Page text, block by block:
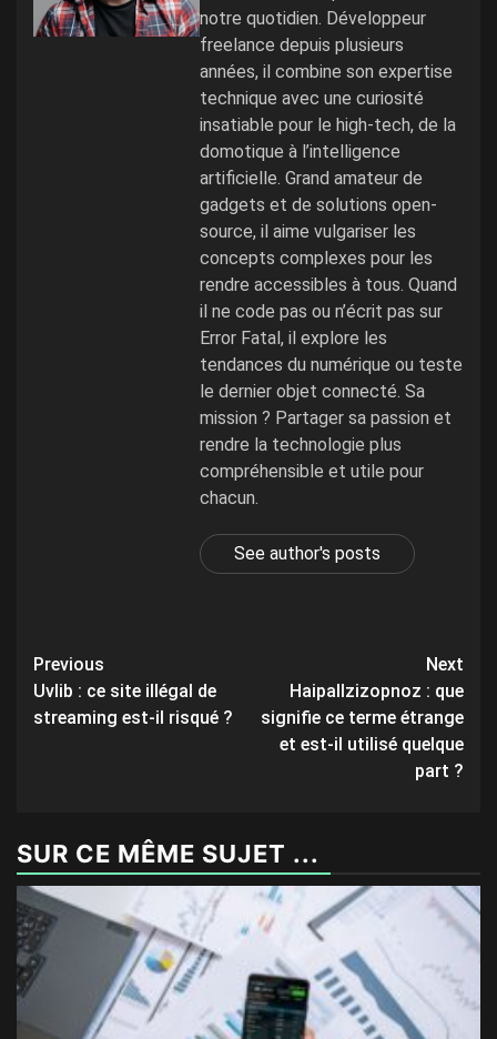
notre quotidien. Développeur
freelance depuis plusieurs
années, il combine son expertise
technique avec une curiosité
insatiable pour le high-tech, de la
domotique à l’intelligence
artificielle. Grand amateur de
gadgets et de solutions open-
source, il aime vulgariser les
concepts complexes pour les
rendre accessibles à tous. Quand
il ne code pas ou n’écrit pas sur
Error Fatal, il explore les
tendances du numérique ou teste
le dernier objet connecté. Sa
mission ? Partager sa passion et
rendre la technologie plus
compréhensible et utile pour
chacun.
See author's posts
Post
navigation
Previous
Uvlib : ce site illégal de
streaming est-il risqué ?
Next
Haipallzizopnoz : que
signifie ce terme étrange
et est-il utilisé quelque
part ?
SUR CE MÊME SUJET ...